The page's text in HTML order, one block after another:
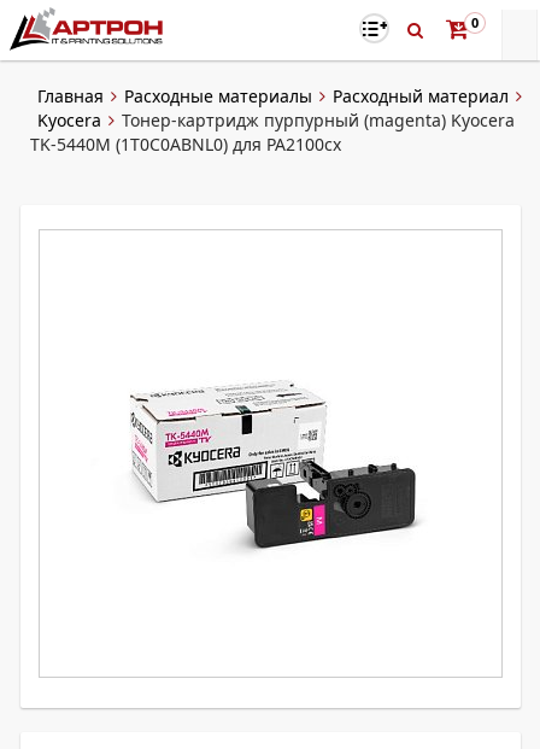
0
Главная Расходные материалы
Расходный материал
Kyocera
Тонер-картридж пурпурный (magenta) Kyocera
TK-5440M (1T0C0ABNL0) для PA2100cx